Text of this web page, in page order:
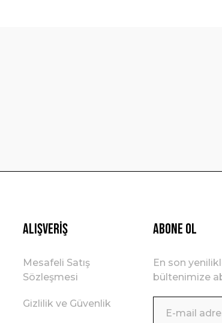
Alışveriş
Mesafeli Satış
Sözleşmesi
Gizlilik ve Güvenlik
ABONE OL
En son
bültenimize